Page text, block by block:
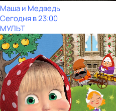
Маша и Медведь
Сегодня в 23:00
МУЛЬТ